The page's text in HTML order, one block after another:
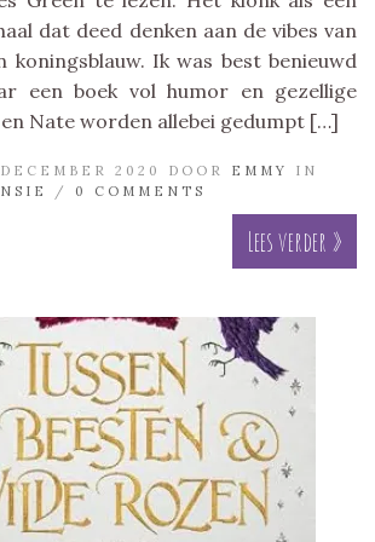
dat deed denken aan de vibes van
koningsblauw. Ik was best benieuwd
een boek vol humor en gezellige
Nate worden allebei gedumpt […]
2020 DOOR EMMY
IN
/ 0 COMMENTS
Lees verder »